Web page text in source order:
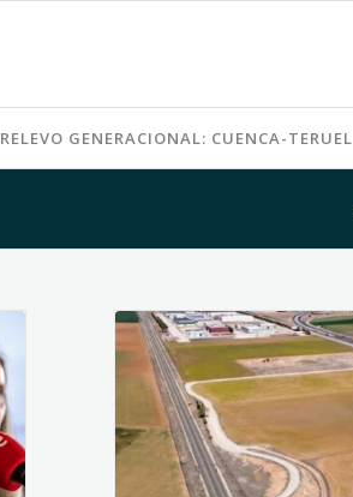
RELEVO GENERACIONAL: CUENCA-TERUEL